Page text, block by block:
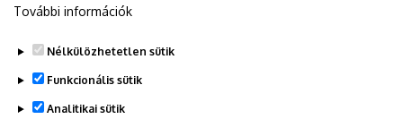
Tanszékvezető, egyetemi docens
Debreceni Egyetem Műszaki Kar
Mérnöki Menedzsment Tanszék
További információk
Nélkülözhetetlen sütik
Funkcionális sütik
Analitikai sütik